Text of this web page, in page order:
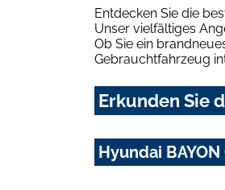
Entdecken Sie die
Unser vielfältiges
Ob Sie ein
Gebrauchtfahrzeug
Erkunden Sie
Hyundai